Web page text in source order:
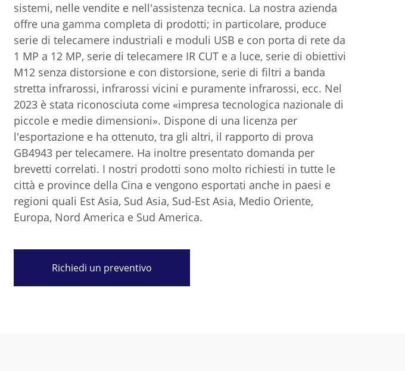
sistemi, nelle vendite e nell'assistenza tecnica. La nostra azienda
offre una gamma completa di prodotti; in particolare, produce
serie di telecamere industriali e moduli USB e con porta di rete da
1 MP a 12 MP, serie di telecamere IR CUT e a luce, serie di obiettivi
M12 senza distorsione e con distorsione, serie di filtri a banda
stretta infrarossi, infrarossi vicini e puramente infrarossi, ecc. Nel
2023 è stata riconosciuta come «impresa tecnologica nazionale di
piccole e medie dimensioni». Dispone di una licenza per
l'esportazione e ha ottenuto, tra gli altri, il rapporto di prova
GB4943 per telecamere. Ha inoltre presentato domanda per
brevetti correlati. I nostri prodotti sono molto richiesti in tutte le
città e province della Cina e vengono esportati anche in paesi e
regioni quali Est Asia, Sud Asia, Sud-Est Asia, Medio Oriente,
Europa, Nord America e Sud America.
Richiedi un preventivo